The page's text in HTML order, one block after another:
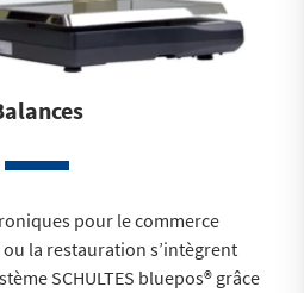
pour le commerce
la restauration s’intègrent
SCHULTES bluepos® grâce